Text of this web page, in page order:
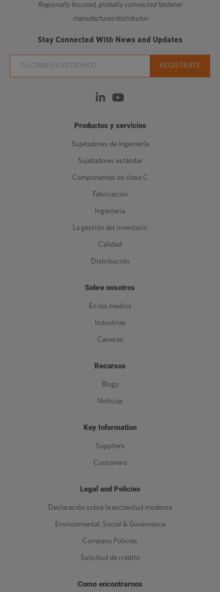
Regionally focused, globally connected fastener
manufacturer/distributor
Stay Connected With News and Updates
Productos y servicios
Sujetadores de ingeniería
Sujetadores estándar
Componentes de clase C
Fabricación
Ingenieria
La gestión del inventario
Calidad
Distribución
Sobre nosotros
En los medios
Industrias
Carreras
Recursos
Blogs
Noticias
Key Information
Suppliers
Customers
Legal and Policies
Declaración sobre la esclavitud moderna
Environmental, Social & Governance
Company Policies
Solicitud de crédito
Como encontrarnos